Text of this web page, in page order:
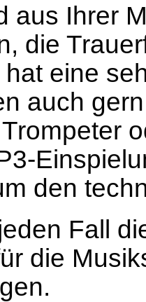
aus Ihrer
die
eine
auch
den
Fall
die